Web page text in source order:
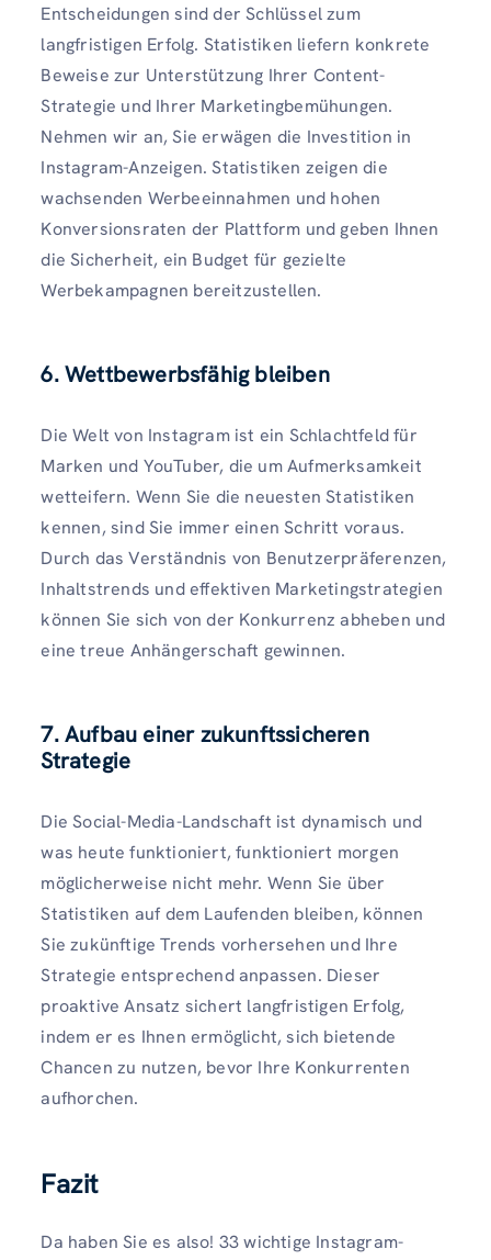
Entscheidungen sind der Schlüssel zum
langfristigen Erfolg. Statistiken liefern konkrete
Beweise zur Unterstützung Ihrer Content-
Strategie und Ihrer Marketingbemühungen.
Nehmen wir an, Sie erwägen die Investition in
Instagram-Anzeigen. Statistiken zeigen die
wachsenden Werbeeinnahmen und hohen
Konversionsraten der Plattform und geben Ihnen
die Sicherheit, ein Budget für gezielte
Werbekampagnen bereitzustellen.
6. Wettbewerbsfähig bleiben
Die Welt von Instagram ist ein Schlachtfeld für
Marken und YouTuber, die um Aufmerksamkeit
wetteifern. Wenn Sie die neuesten Statistiken
kennen, sind Sie immer einen Schritt voraus.
Durch das Verständnis von Benutzerpräferenzen,
Inhaltstrends und effektiven Marketingstrategien
können Sie sich von der Konkurrenz abheben und
eine treue Anhängerschaft gewinnen.
7. Aufbau einer zukunftssicheren
Strategie
Die Social-Media-Landschaft ist dynamisch und
was heute funktioniert, funktioniert morgen
möglicherweise nicht mehr. Wenn Sie über
Statistiken auf dem Laufenden bleiben, können
Sie zukünftige Trends vorhersehen und Ihre
Strategie entsprechend anpassen. Dieser
proaktive Ansatz sichert langfristigen Erfolg,
indem er es Ihnen ermöglicht, sich bietende
Chancen zu nutzen, bevor Ihre Konkurrenten
aufhorchen.
Fazit
Da haben Sie es also! 33 wichtige Instagram-